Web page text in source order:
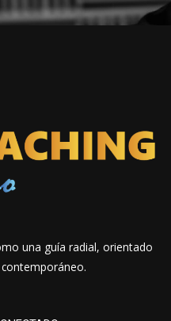
una guía radial, orientado